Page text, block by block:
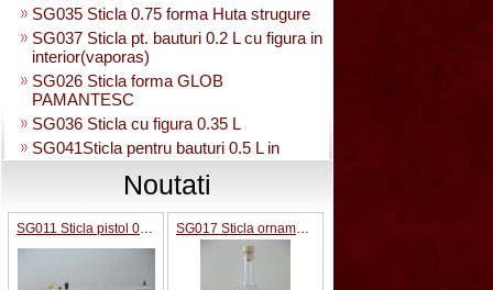
SG035 Sticla 0.75 forma Huta strugure
SG037 Sticla pt. bauturi 0.2 L cu figura in
interior(vaporas)
SG026 Sticla forma GLOB
PAMANTESC
SG036 Sticla cu figura 0.35 L
SG041Sticla pentru bauturi 0.5 L in
interior strugure
SG040 Sticla artistica in interior strugure
umpluta 0.35 L
SG030 Sticla artistica Amfora
SG039 Sticla artistica in interior para
Noutati
SG011 Sticla pistol 0.2L SG017 Sticla ornamentala forma ciorchina strugure 0.75L cu robinet